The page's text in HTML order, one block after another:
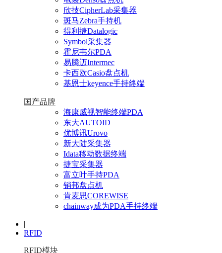
欣技CipherLab采集器
斑马Zebra手持机
得利捷Datalogic
Symbol采集器
霍尼韦尔PDA
易腾迈Intermec
卡西欧Casio盘点机
基恩士keyence手持终端
国产品牌
海康威视智能终端PDA
东大AUTOID
优博讯Urovo
新大陆采集器
Idata移动数据终端
捷宝采集器
富立叶手持PDA
销邦盘点机
肯麦思COREWISE
chainway成为PDA手持终端
|
RFID
RFID模块